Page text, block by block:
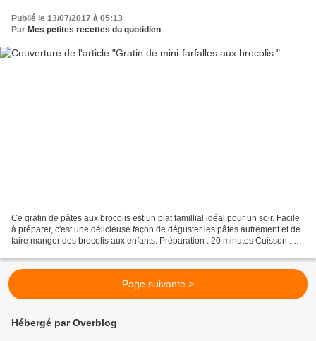
Publié le 13/07/2017 à 05:13
Par Mes petites recettes du quotidien
Ce gratin de pâtes aux brocolis est un plat famillial idéal pour un soir. Facile
à préparer, c'est une délicieuse façon de déguster les pâtes autrement et de
faire manger des brocolis aux enfants. Préparation : 20 minutes Cuisson : 30
Page suivante >
Hébergé par Overblog